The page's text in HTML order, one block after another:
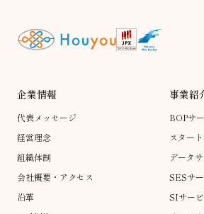
企業情報
代表メッセージ
経営理念
組織体制
会社概要・アクセス
沿革
事業紹
BOPサ
スター
データ
SESサ
SIサー